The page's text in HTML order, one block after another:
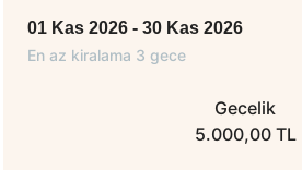
01 Kas 2026 - 30 Kas 2026
En az kiralama 3 gece
Gecelik
5.000,00 TL